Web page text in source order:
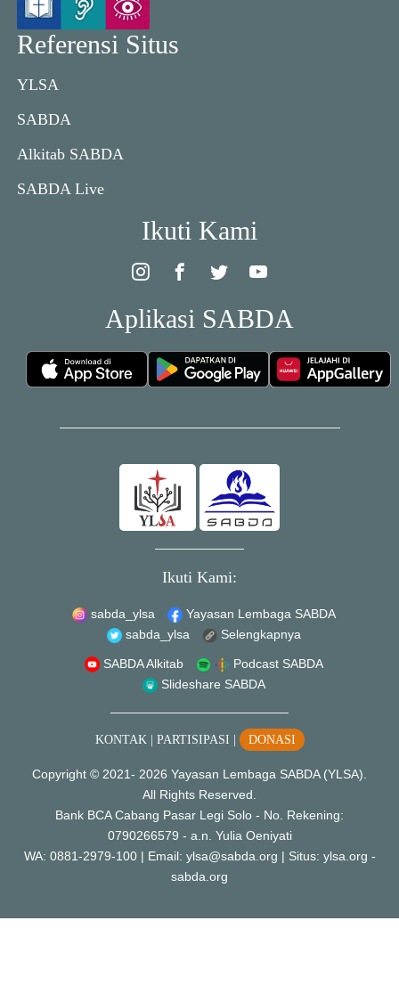
Referensi Situs
YLSA
SABDA
Alkitab SABDA
SABDA Live
Ikuti Kami
Aplikasi SABDA
Ikuti Kami:
sabda_ylsa
Yayasan Lembaga SABDA
sabda_ylsa
Selengkapnya
SABDA Alkitab
Podcast SABDA
Slideshare SABDA
KONTAK PARTISIPASI DONASI
Copyright © 2021- 2026 Yayasan Lembaga SABDA (YLSA).
All Rights Reserved.
Bank BCA Cabang Pasar Legi Solo - No. Rekening:
0790266579 - a.n. Yulia Oeniyati
WA: 0881-2979-100| Email: ylsa@sabda.org | Situs: ylsa.org -
sabda.org